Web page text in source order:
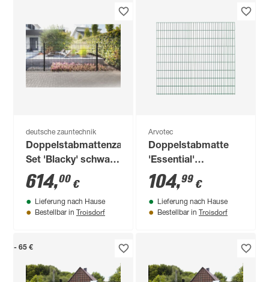
deutsche zauntechnik
Doppelstabmattenzaun-
Set 'Blacky' schwarz
2000 x 100 cm
614,00 €
Lieferung nach Hause
Bestellbar in Troisdorf
Arvotec
Doppelstabmatte
'Essential'
moosgrün 200 x 163
cm, UV- und
witterungsbeständig
104,99 €
Lieferung nach Hause
Bestellbar in Troisdorf
- 65 €